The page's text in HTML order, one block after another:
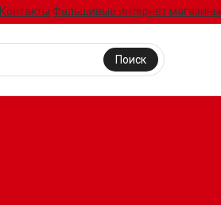
Контакты Фальшивые интернет магазины
Поиск